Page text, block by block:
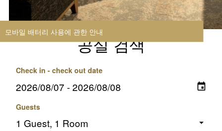
모바일 배터리 사용에 관한 안내
공실 검색
Check in - check out date
Guests